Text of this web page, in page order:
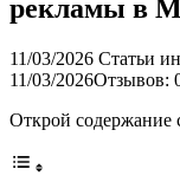
рекламы в
11/03/2026 Статьи
11/03/2026Отзывов:
Открой содержание